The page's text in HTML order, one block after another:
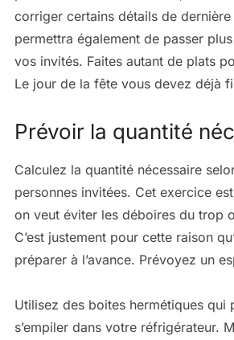
corriger certains détails de
permettra également de passer
vos invités. Faites autant de plats
Le jour de la fête vous devez déjà
Prévoir la quantité
Calculez la quantité nécessaire
personnes invitées. Cet exercice
on veut éviter les déboires du trop
C’est justement pour cette raison
préparer à l’avance. Prévoyez un
Utilisez des boites hermétiques qui
s’empiler dans votre réfrigérateur.